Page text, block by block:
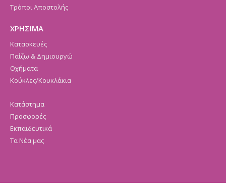
Τρόποι Αποστολής
ΧΡΗΣΙΜΑ
Κατασκευές
Παίζω & Δημιουργώ
Οχήματα
Κούκλες/Κουκλάκια
Κατάστημα
Προσφορές
Εκπαιδευτικά
Τα Νέα μας